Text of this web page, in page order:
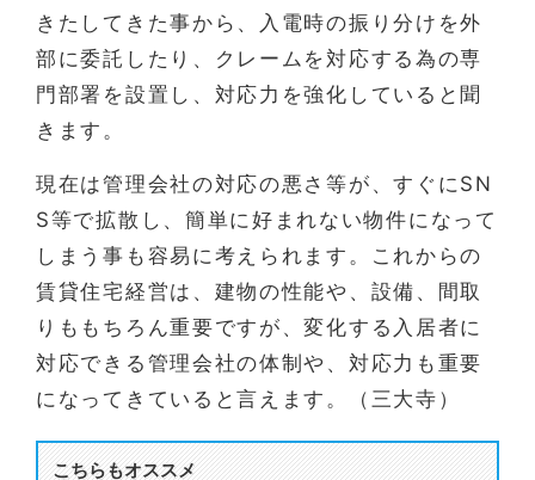
きたしてきた事から、入電時の振り分けを外
部に委託したり、クレームを対応する為の専
門部署を設置し、対応力を強化していると聞
きます。
現在は管理会社の対応の悪さ等が、すぐにSN
S等で拡散し、簡単に好まれない物件になって
しまう事も容易に考えられます。これからの
賃貸住宅経営は、建物の性能や、設備、間取
りももちろん重要ですが、変化する入居者に
対応できる管理会社の体制や、対応力も重要
になってきていると言えます。（三大寺）
こちらもオススメ